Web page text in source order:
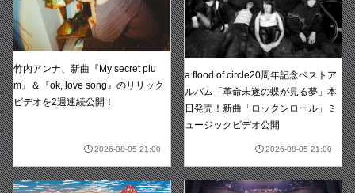
竹内アンナ、新曲『My secret plu
m』＆『ok, love song』のリリック
ビデオを2週連続公開！
2026-08-05 21:00
a flood of circle20周年記念ベストア
ルバム「革命未遂の蝶が見る夢」本
日発売！新曲「ロックンロール」ミ
ュージックビデオ公開
2026-08-05 21:00